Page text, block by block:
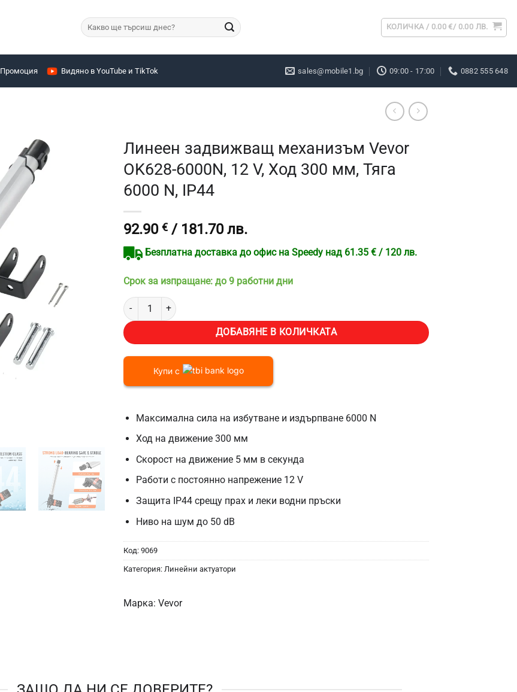
Търсене
за:
КОЛИЧКА / 0.00€/ 0.00 ЛВ.
Промоция Видяно в YouTube и TikTok sales@mobile1.bg 09:00 - 17:00 0882 555 648
Линеен задвижващ механизъм Vevor
OK628-6000N, 12 V, Ход 300 мм, Тяга
6000 N, IP44
92.90 € / 181.70 лв.
Безплатна доставка до офис на Speedy над 61.35 € / 120 лв.
Срок за изпращане: до 9 работни дни
количество за Линеен задвижващ механизъм Vevor OK628-6000N, 12 V, Ход 300 мм, Тяга 6000 N,
ДОБАВЯНЕ В КОЛИЧКАТА
Купи с
Максимална сила на избутване и издърпване 6000 N
Ход на движение 300 мм
Скорост на движение 5 мм в секунда
Работи с постоянно напрежение 12 V
Защита IP44 срещу прах и леки водни пръски
Ниво на шум до 50 dB
Код: 9069
Категория: Линейни актуатори
Марка: Vevor